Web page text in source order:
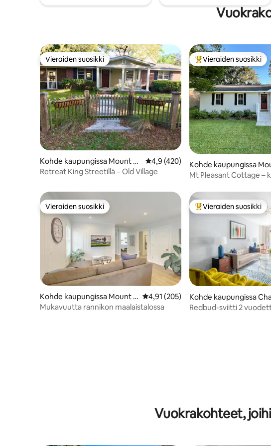
palkinnon, ja se on ihanteellinen aidon
ja opettajille.
Vieraiden suosikki
Vieraiden suosikki
Kohde kaupungissa Mount Pl
easant
Keskimääräinen arvio 4,9/5, 420
4,9 (420)
Retreat King Streetillä – Old Village
Vieraiden suosikkien
Vieraiden suosikki
Kohde kaupungissa
leasant
Mt Pleasant Cottage –
Vieraiden suosikki
Vieraiden suosikki
Kohde kaupungissa Mount P
leasant
Keskimääräinen arvio 4,91/5, 205
4,91 (205)
Mukavuutta rannikon maalaistalossa
Vieraiden suosikkien
Vieraiden suosikki
Kohde kaupungissa
on
Redbud-sviitti 2
Vuokrakohteet,